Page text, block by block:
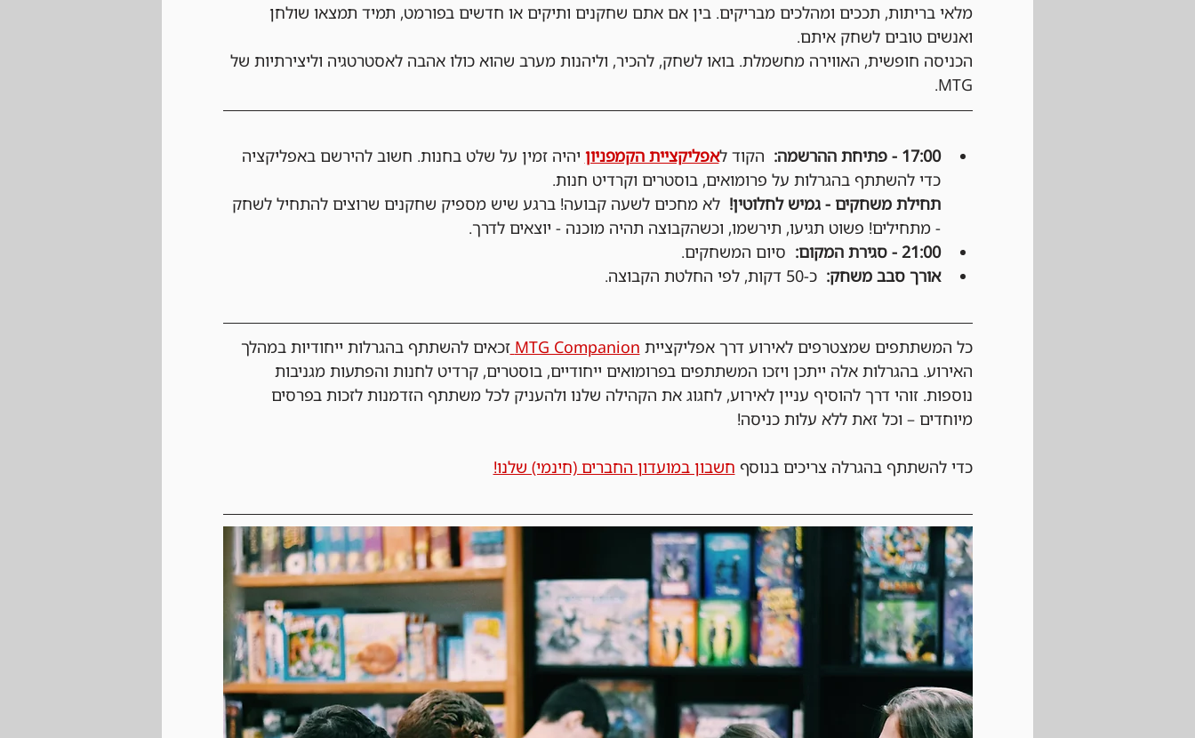
מלאי בריתות, תככים ומהלכים מבריקים. בין אם אתם שחקנים ותיקים או חדשים בפורמט, תמיד תמצאו שולחן
ואנשים טובים לשחק איתם.
הכניסה חופשית, האווירה מחשמלת. בואו לשחק, להכיר, וליהנות מערב שהוא כולו אהבה לאסטרטגיה וליצירתיות של
MTG.
17:00 - פתיחת ההרשמה: הקוד לאפליקציית הקמפניון יהיה זמין על שלט בחנות. חשוב להירשם באפליקציה
כדי להשתתף בהגרלות על פרומואים, בוסטרים וקרדיט חנות.
תחילת משחקים - גמיש לחלוטין! לא מחכים לשעה קבועה! ברגע שיש מספיק שחקנים שרוצים להתחיל לשחק
- מתחילים! פשוט תגיעו, תירשמו, וכשהקבוצה תהיה מוכנה - יוצאים לדרך.
21:00 - סגירת המקום:
סיום המשחקים.
אורך סבב משחק: כ-50 דקות, לפי החלטת הקבוצה.
כל המשתתפים שמצטרפים לאירוע דרך אפליקציית MTG Companion זכאים להשתתף בהגרלות ייחודיות במהלך
האירוע. בהגרלות אלה ייתכן ויזכו המשתתפים בפרומואים ייחודיים, בוסטרים, קרדיט לחנות והפתעות מגניבות
נוספות. זוהי דרך להוסיף עניין לאירוע, לחגוג את הקהילה שלנו ולהעניק לכל משתתף הזדמנות לזכות בפרסים
מיוחדים – וכל זאת ללא עלות כניסה!
כדי להשתתף בהגרלה צריכים בנוסף חשבון במועדון החברים (חינמי) שלנו!